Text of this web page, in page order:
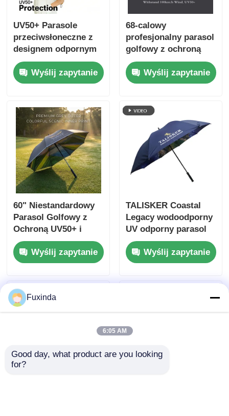
UV50+ Parasole
przeciwsłoneczne z
designem odpornym
na wiatr i wodę i
żebrami z włókna
szklanego do
przed promieniami
UV na zewnątrz
Wyślij zapytanie
68-calowy
profesjonalny parasol
golfowy z ochroną
przed wiatrem i
UV50+ na każdą
pogodę
Wyślij zapytanie
60" Niestandardowy
Parasol Golfowy z
Ochroną UV50+ i
Niestandardowym
Logo Klubu
Wyślij zapytanie
TALISKER Coastal
Legacy wodoodporny
UV odporny parasol
podwójna warstwa
Wyślij zapytanie
Fuxinda
6:05 AM
Good day, what product are you looking
for?